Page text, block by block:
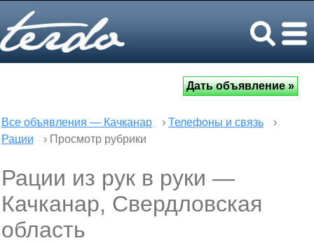
Все объявления — Качканар › Телефоны и связь
›
Рации
› Просмотр рубрики
Рации из рук в руки —
Качканар, Свердловская
область